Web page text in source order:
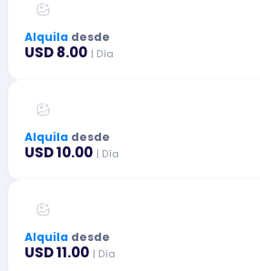
Alquila desde
USD 8.00 | Día
Alquila desde
USD 10.00 | Día
Alquila desde
USD 11.00 | Día